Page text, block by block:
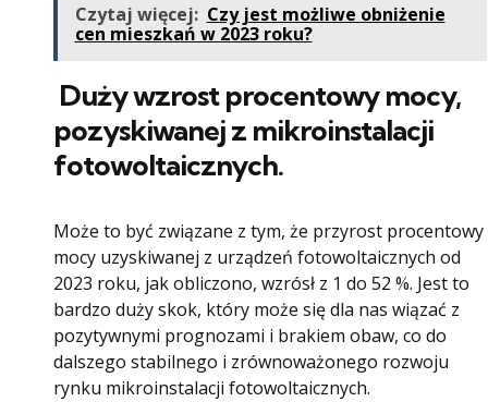
Czytaj więcej: Czy jest możliwe obniżenie
cen mieszkań w 2023 roku?
Duży wzrost procentowy mocy,
pozyskiwanej z mikroinstalacji
fotowoltaicznych.
Może to być związane z tym, że przyrost procentowy
mocy uzyskiwanej z urządzeń fotowoltaicznych od
2023 roku, jak obliczono, wzrósł z 1 do 52 %. Jest to
bardzo duży skok, który może się dla nas wiązać z
pozytywnymi prognozami i brakiem obaw, co do
dalszego stabilnego i zrównoważonego rozwoju
rynku mikroinstalacji fotowoltaicznych.